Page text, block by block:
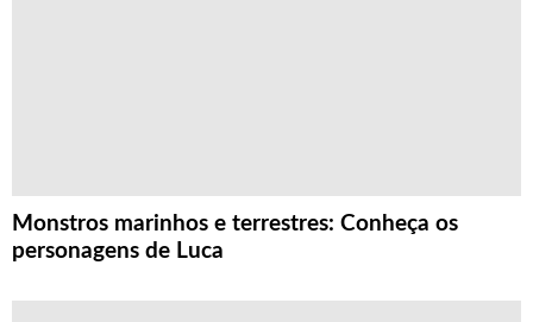
Monstros marinhos e terrestres: Conheça os
personagens de Luca